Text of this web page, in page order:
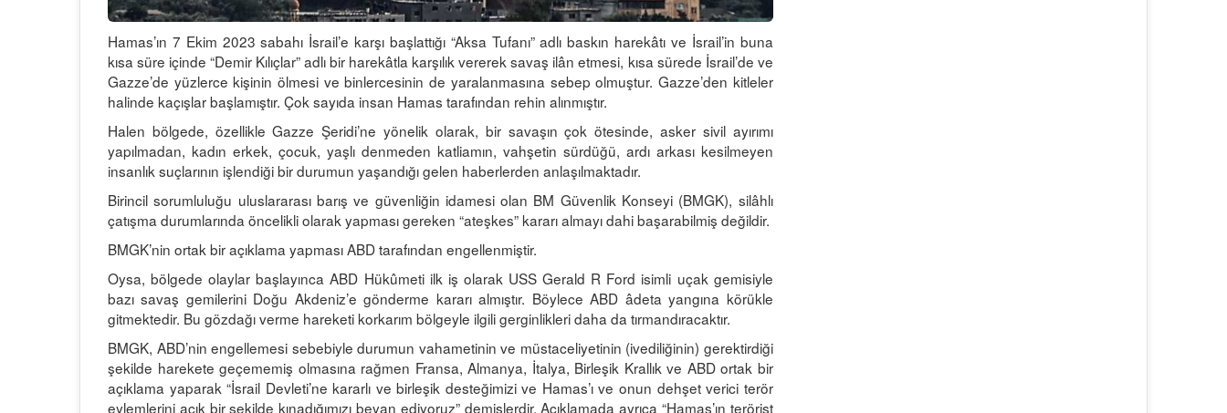
Hamas’ın 7 Ekim 2023 sabahı İsrail’e karşı başlattığı “Aksa Tufanı” adlı baskın harekâtı ve İsrail’in buna
kısa süre içinde “Demir Kılıçlar” adlı bir harekâtla karşılık vererek savaş ilân etmesi, kısa sürede İsrail’de ve
Gazze’de yüzlerce kişinin ölmesi ve binlercesinin de yaralanmasına sebep olmuştur. Gazze’den kitleler
halinde kaçışlar başlamıştır. Çok sayıda insan Hamas tarafından rehin alınmıştır.
Halen bölgede, özellikle Gazze Şeridi’ne yönelik olarak, bir savaşın çok ötesinde, asker sivil ayırımı
yapılmadan, kadın erkek, çocuk, yaşlı denmeden katliamın, vahşetin sürdüğü, ardı arkası kesilmeyen
insanlık suçlarının işlendiği bir durumun yaşandığı gelen haberlerden anlaşılmaktadır.
Birincil sorumluluğu uluslararası barış ve güvenliğin idamesi olan BM Güvenlik Konseyi (BMGK), silâhlı
çatışma durumlarında öncelikli olarak yapması gereken “ateşkes” kararı almayı dahi başarabilmiş değildir.
BMGK’nin ortak bir açıklama yapması ABD tarafından engellenmiştir.
Oysa, bölgede olaylar başlayınca ABD Hükûmeti ilk iş olarak USS Gerald R Ford isimli uçak gemisiyle
bazı savaş gemilerini Doğu Akdeniz’e gönderme kararı almıştır. Böylece ABD âdeta yangına körükle
gitmektedir. Bu gözdağı verme hareketi korkarım bölgeyle ilgili gerginlikleri daha da tırmandıracaktır.
BMGK, ABD’nin engellemesi sebebiyle durumun vahametinin ve müstaceliyetinin (ivediliğinin) gerektirdiği
şekilde harekete geçememiş olmasına rağmen Fransa, Almanya, İtalya, Birleşik Krallık ve ABD ortak bir
açıklama yaparak “İsrail Devleti’ne kararlı ve birleşik desteğimizi ve Hamas’ı ve onun dehşet verici terör
eylemlerini açık bir şekilde kınadığımızı beyan ediyoruz” demişlerdir. Açıklamada ayrıca “Hamas’ın terörist